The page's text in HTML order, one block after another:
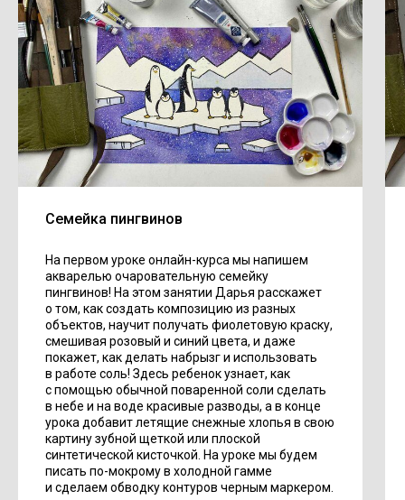
Семейка пингвинов
На первом уроке онлайн-курса мы напишем
акварелью очаровательную семейку
пингвинов! На этом занятии Дарья расскажет
о том, как создать композицию из разных
объектов, научит получать фиолетовую краску,
смешивая розовый и синий цвета, и даже
покажет, как делать набрызг и использовать
в работе соль! Здесь ребенок узнает, как
с помощью обычной поваренной соли сделать
в небе и на воде красивые разводы, а в конце
урока добавит летящие снежные хлопья в свою
картину зубной щеткой или плоской
синтетической кисточкой. На уроке мы будем
писать по-мокрому в холодной гамме
и сделаем обводку контуров черным маркером.